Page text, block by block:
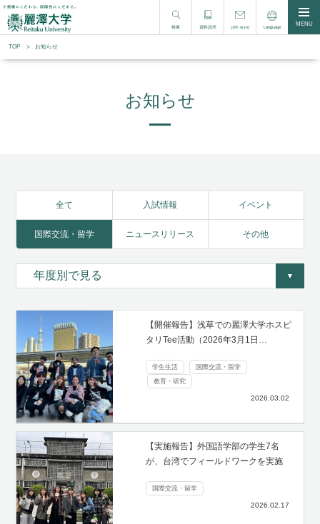
検索 資料請求 お問い合わせ Language MENU
TOP お知らせ
お知らせ
全て 入試情報 イベント
国際交流・留学 ニュースリリース その他
【開催報告】浅草での麗澤大学ホスピ
タリTee活動（2026年3月1日…
学生生活
国際交流・留学
教育・研究
2026.03.02
【実施報告】外国語学部の学生7名
が、台湾でフィールドワークを実施
国際交流・留学
2026.02.17